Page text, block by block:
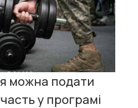
можна подати
у програмі